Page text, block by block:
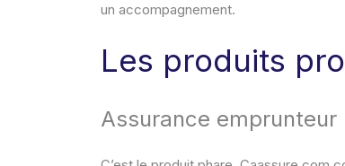
un accompagnement.
Les produits
Assurance emprunteur